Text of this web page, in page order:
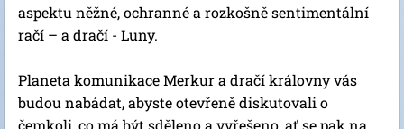
aspektu něžné, ​​ochranné a rozkošně sentimentální
račí – a dračí - Luny.
Planeta komunikace Merkur a dračí královny vás
budou nabádat, abyste otevřeně diskutovali o
čemkoli, co má být sděleno a vyřešeno, ať se pak na